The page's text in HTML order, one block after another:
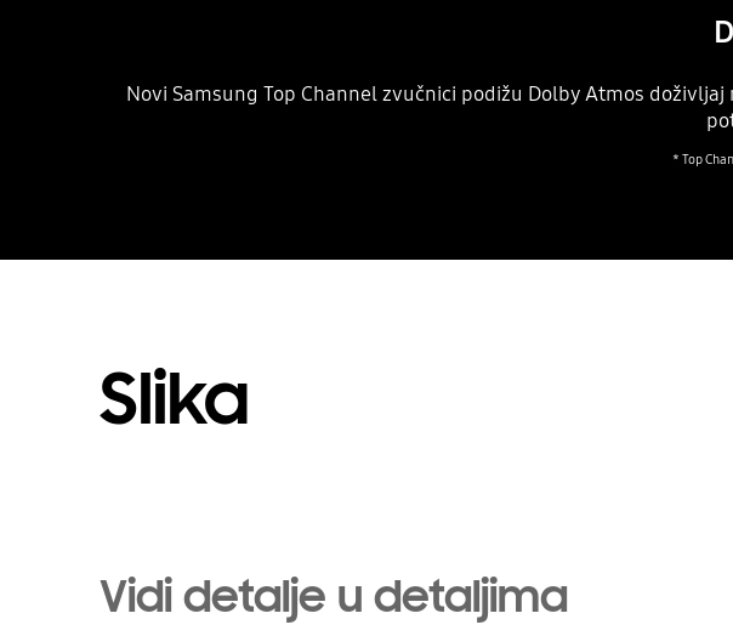
Novi Samsung Top Channel zvučnici podižu Dolby Atmos
* Top
Slika
Vidi detalje u detaljima